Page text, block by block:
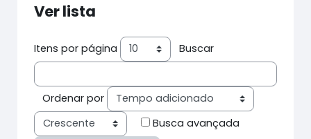
Ver lista
Itens por página Buscar
Ordenar por
Busca avançada